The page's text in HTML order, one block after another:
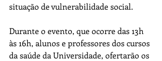
situação de vulnerabilidade social.
Durante o evento, que ocorre das 13h
às 16h, alunos e professores dos cursos
da saúde da Universidade, ofertarão os